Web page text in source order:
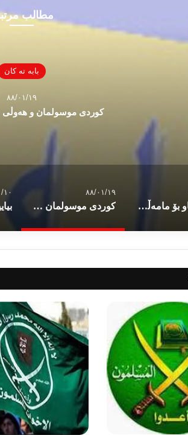
مطالب
بابه ته كان
۸۸/۰۱/۱۹
کوردی موسولمان و هه‌وڵی
ده‌ هه‌نگاو بۆ مامه‌ڵه‌ى تازه‌ پ
۸۸/۰۱/۱۹
کوردی موسولمان و هه‌وڵی بۆ نه‌ته‌وه‌ی کورد